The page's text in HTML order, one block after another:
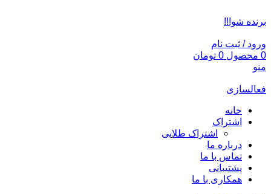
برنده شو!!!
ورود / ثبت نام
0 محصول 0 تومان
منو
فعالسازی
خانه
اشتراک
اشتراک طلایی
درباره ما
تماس با ما
پشتیبانی
همکاری با ما